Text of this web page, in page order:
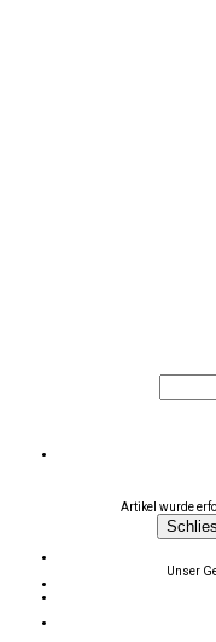
Artikel wurde
Unser